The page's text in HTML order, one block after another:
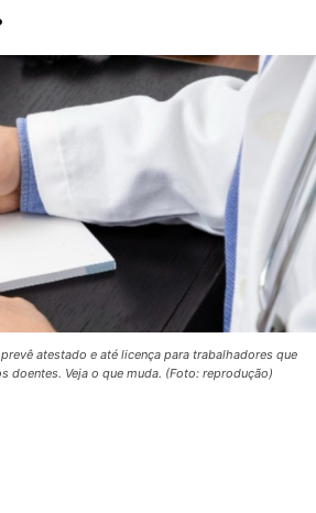
atestado e até licença para trabalhadores que
doentes. Veja o que muda. (Foto: reprodução)